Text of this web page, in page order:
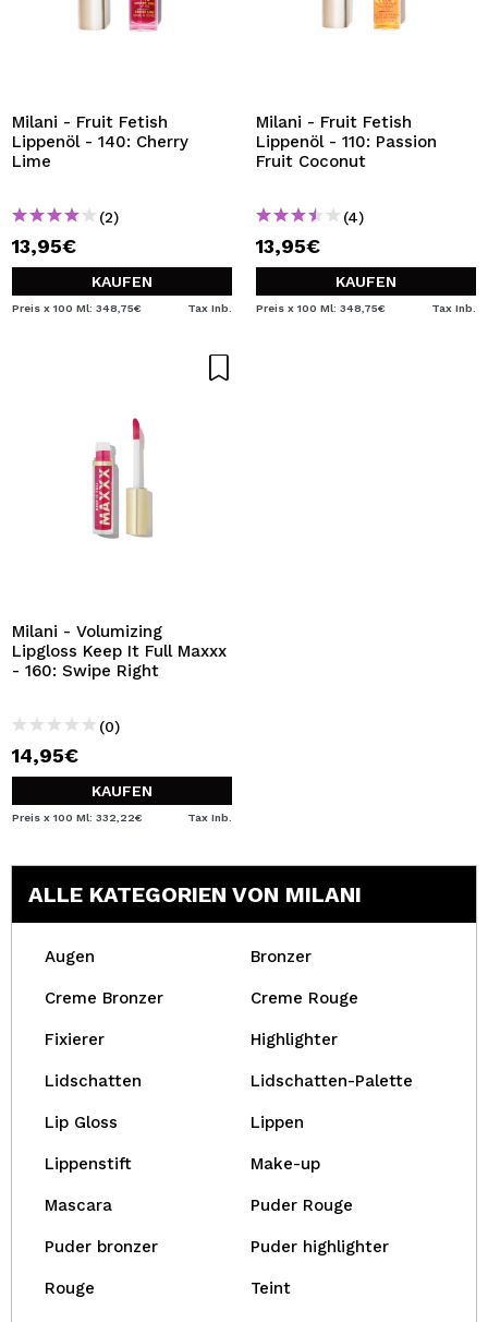
Milani - Fruit Fetish
Lippenöl - 140: Cherry
Lime
(2)
13,95€
KAUFEN
Preis x 100 Ml: 348,75€ Tax Inb.
Milani - Fruit Fetish
Lippenöl - 110: Passion
Fruit Coconut
(4)
13,95€
KAUFEN
Preis x 100 Ml: 348,75€ Tax Inb.
Milani - Volumizing
Lipgloss Keep It Full Maxxx
- 160: Swipe Right
(0)
14,95€
KAUFEN
Preis x 100 Ml: 332,22€ Tax Inb.
ALLE KATEGORIEN VON MILANI
Augen Bronzer
Creme Bronzer Creme Rouge
Fixierer Highlighter
Lidschatten Lidschatten-Palette
Lip Gloss Lippen
Lippenstift Make-up
Mascara Puder Rouge
Puder bronzer Puder highlighter
Rouge Teint